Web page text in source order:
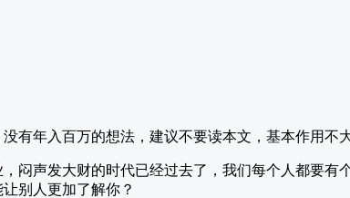
有年入百万的想法，建议不要读本文，基本作用不大
闷声发大财的时代已经过去了，我们每个人都要有
别人更加了解你？